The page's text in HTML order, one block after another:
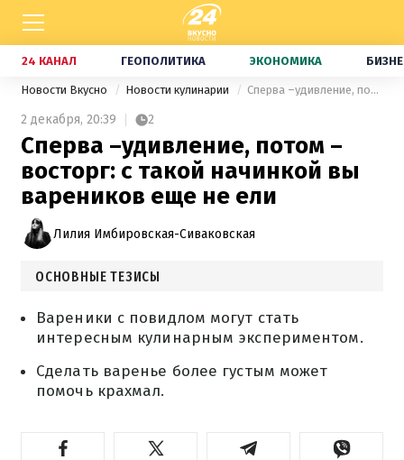
24 КАНАЛ ГЕОПОЛИТИКА ЭКОНОМИКА
Новости Вкусно Новости кулинарии Сперва –удивление, потом –восторг: с такой начинкой вы вареников еще не ели
2 декабря, 20:39 2
Сперва –удивление, потом –
восторг: с такой начинкой вы
вареников еще не ели
Лилия Имбировская-Сиваковская
ОСНОВНЫЕ ТЕЗИСЫ
Вареники с повидлом могут стать
интересным кулинарным экспериментом.
Сделать варенье более густым может
помочь крахмал.